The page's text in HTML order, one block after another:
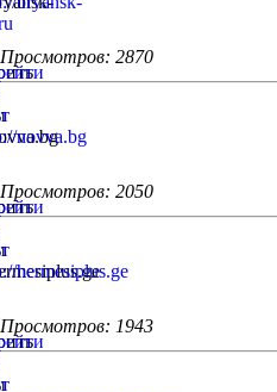
Просмотров: 2870
Просмотров: 2050
Просмотров: 1943